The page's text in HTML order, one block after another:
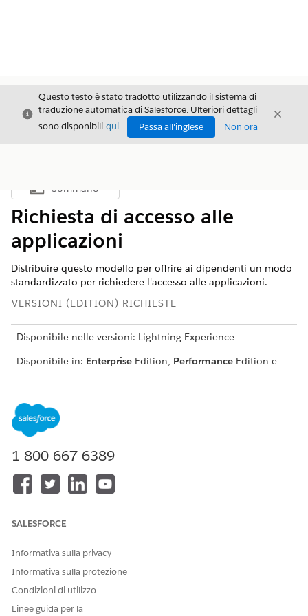
Chiudi
Questo testo è stato tradotto utilizzando il sistema di
traduzione automatica di Salesforce. Ulteriori dettagli
sono disponibili qui. Passa all'inglese Non ora
Chiudi
Mostra sommario
Sommario
Richiesta di accesso alle
applicazioni
Distribuire questo modello per offrire ai dipendenti un modo
standardizzato per richiedere l'accesso alle applicazioni.
VERSIONI (EDITION) RICHIESTE
Disponibile nelle versioni: Lightning Experience
Disponibile in: Enterprise Edition, Performance Edition e
Questo modello crea un record richiesta di servizio che
acquisisce i dettagli essenziali dell'utente per un'evasione
precisa e controllabile. Rivedere gli elementi inclusi nel
Attributi di accettazione
Il modulo di accettazione per questo modello acquisisce i
Nome applicazione: Nome dell'applicazione per cui il
Giustificazione aziendale: Giustificazione aziendale della
richiesta di accesso all'applicazione.
Durata accesso: Periodo di tempo in cui il dipendente
deve poter accedere.
1-800-667-6389
SALESFORCE
Informativa sulla privacy
Informativa sulla protezione
Condizioni di utilizzo
Linee guida per la